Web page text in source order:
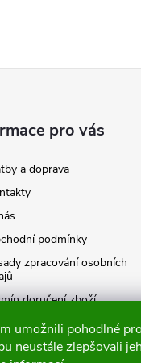
umožnili pohodlné
neustále zlepšovali
pro vás
a doprava
podmínky
zpracování osobních
doručení zboží
a vrácení zboží
velikostí